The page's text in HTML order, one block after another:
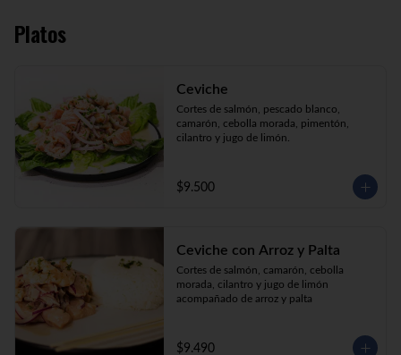
Platos
Ceviche
Cortes de salmón, pescado blanco,
camarón, cebolla morada, pimentón,
cilantro y jugo de limón.
$9.500
Ceviche con Arroz y Palta
Cortes de salmón, camarón, cebolla
morada, cilantro y jugo de limón
acompañado de arroz y palta
$9.490